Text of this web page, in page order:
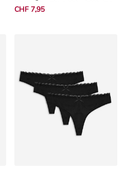
CHF 7,95